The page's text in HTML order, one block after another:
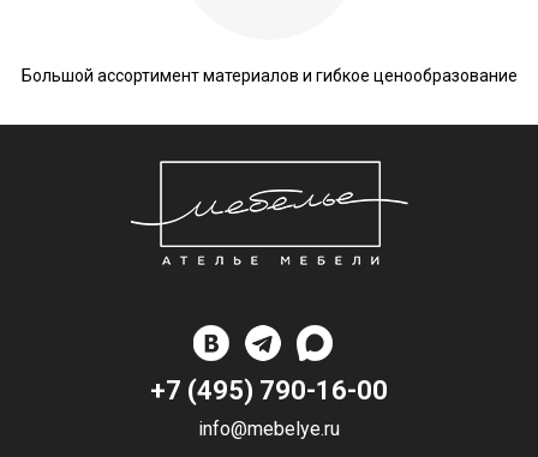
Большой ассортимент материалов и гибкое ценообразование
+7 (495) 790-16-00
info@mebelye.ru